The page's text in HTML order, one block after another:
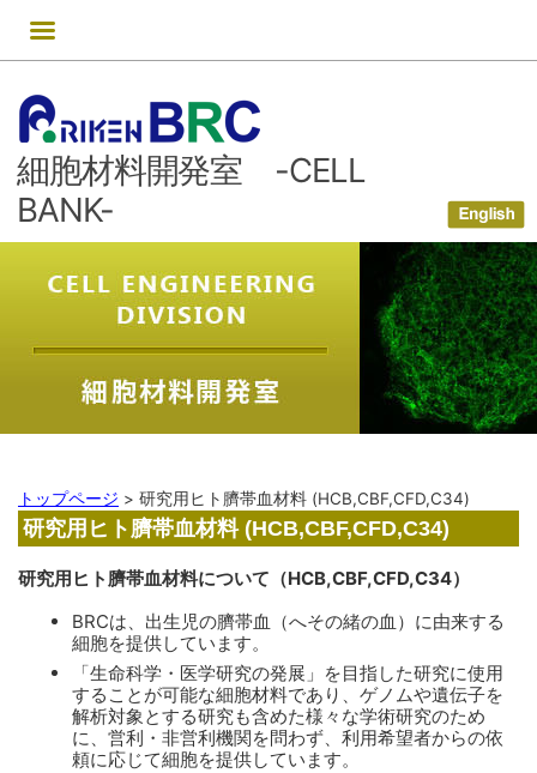
へ
細胞材料開発室 -CELL
BANK-
トップページ > 研究用ヒト臍帯血材料 (HCB,CBF,CFD,C34)
研究用ヒト臍帯血材料 (HCB,CBF,CFD,C34)
研究用ヒト臍帯血材料について（HCB,CBF,CFD,C34）
BRCは、出生児の臍帯血（へその緒の血）に由来する
細胞を提供しています。
「生命科学・医学研究の発展」を目指した研究に使用
することが可能な細胞材料であり、ゲノムや遺伝子を
解析対象とする研究も含めた様々な学術研究のため
に、営利・非営利機関を問わず、利用希望者からの依
頼に応じて細胞を提供しています。